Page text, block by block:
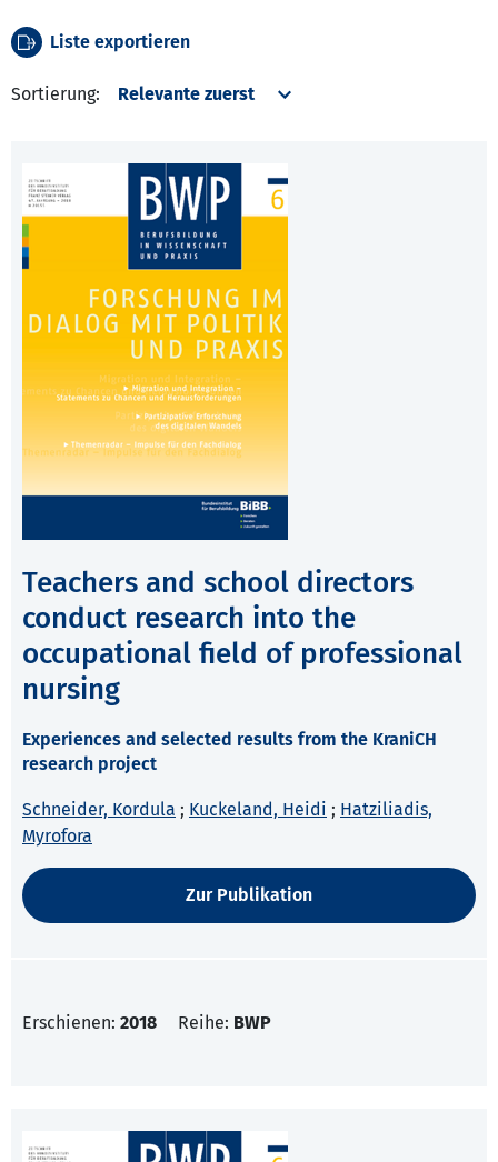
Liste exportieren
Sortierung:
Teachers and school directors
conduct research into the
occupational field of professional
nursing
Experiences and selected results from the KraniCH
research project
Schneider, Kordula ; Kuckeland, Heidi ; Hatziliadis,
Myrofora
Zur Publikation
Erschienen: 2018 Reihe: BWP